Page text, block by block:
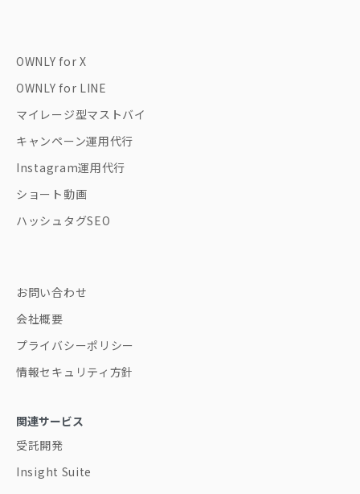
OWNLY for X
OWNLY for LINE
マイレージ型マストバイ
キャンペーン運用代行
Instagram運用代行
ショート動画
ハッシュタグSEO
お問い合わせ
会社概要
プライバシーポリシー
情報セキュリティ方針
関連サービス
受託開発
Insight Suite